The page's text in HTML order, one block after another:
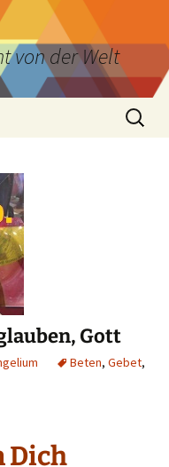
von der Welt
Suchen
nach:
Gott
Beten, Gebet,
Dich